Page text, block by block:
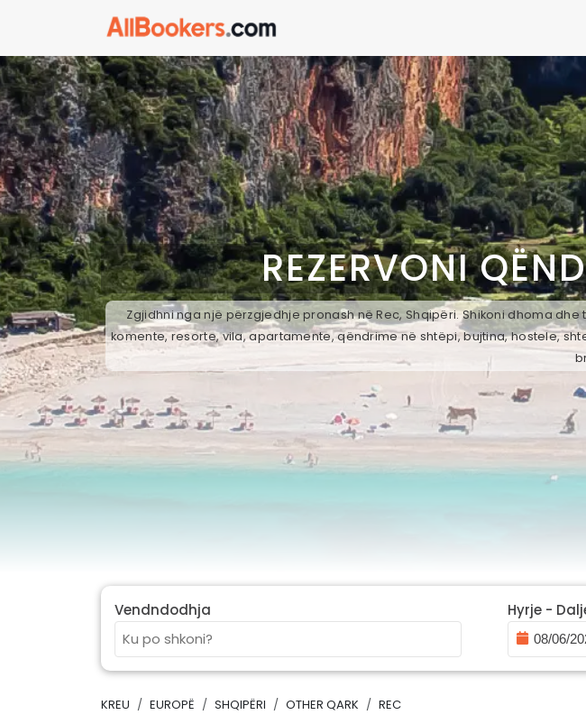
REZERVONI
Zgjidhni nga një përzgjedhje pronash në Rec, Shqipëri. Shikoni dhoma
komente, resorte, vila, apartamente, qëndrime në shtëpi, bujtina, hostele,
Vendndodhja Hyrje -
KREU EUROPË SHQIPËRI OTHER QARK REC